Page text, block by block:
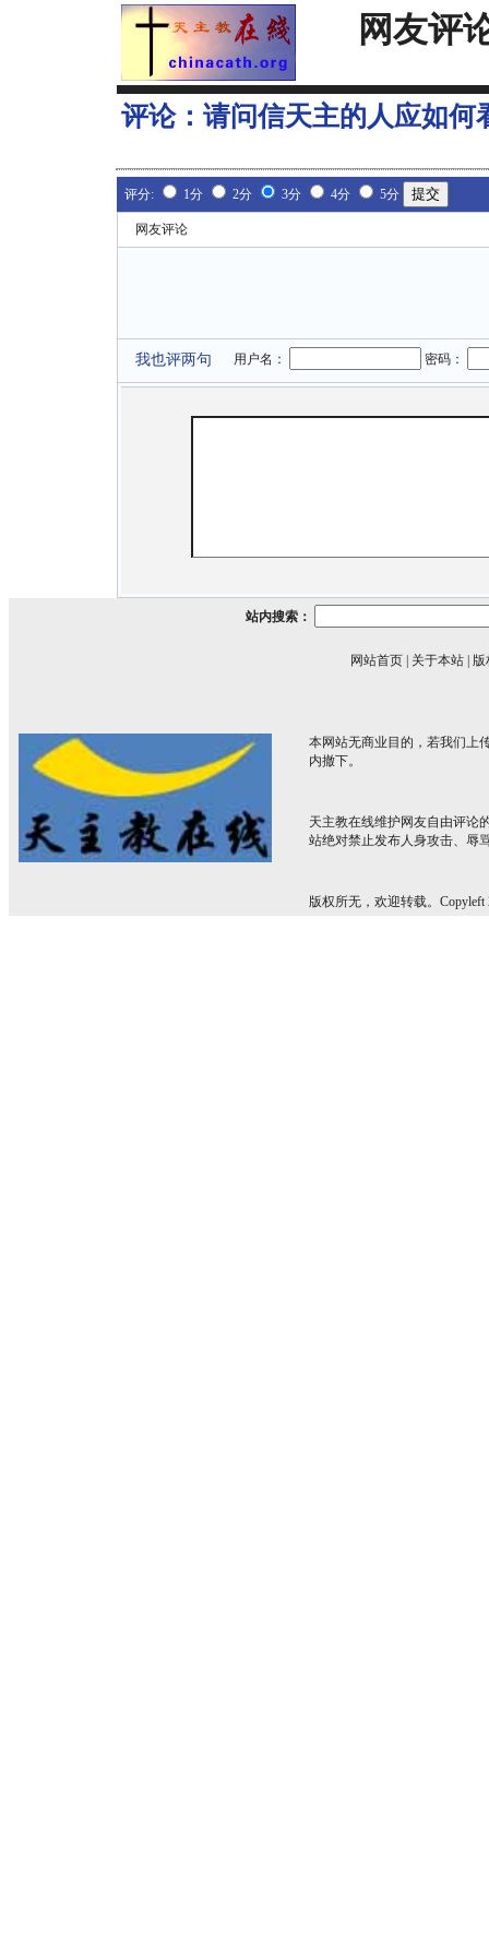
网友评
评论： 请问信天主的人应如何
评分: 1分 2分 3分 4分 5分
网友评论
我也评两句 用户名： 密码：
站内搜索：
网站首页 关于本站 版
本网站无商业目的，若我们上
内撤下。
天主教在线维护网友自由评论
站绝对禁止发布人身攻击、辱
版权所无，欢迎转载。